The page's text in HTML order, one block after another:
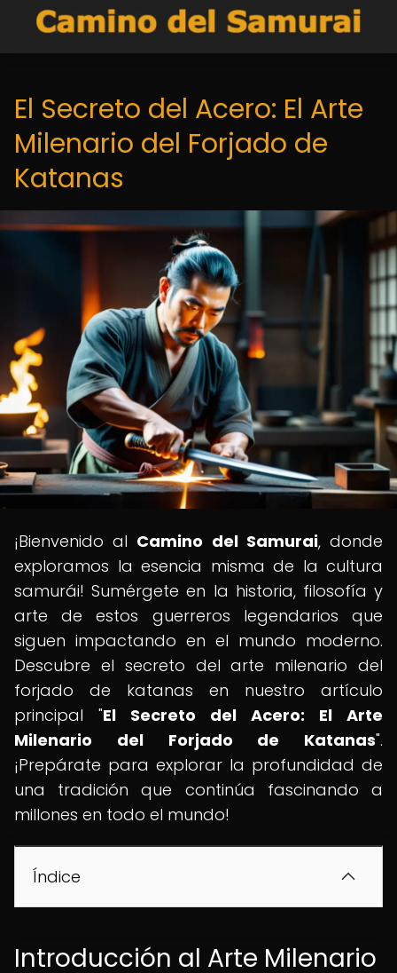
El Secreto del Acero: El Arte
Milenario del Forjado de
Katanas
¡Bienvenido al Camino del Samurai, donde
exploramos la esencia misma de la cultura
samurái! Sumérgete en la historia, filosofía y
arte de estos guerreros legendarios que
siguen impactando en el mundo moderno.
Descubre el secreto del arte milenario del
forjado de katanas en nuestro artículo
principal "El Secreto del Acero: El Arte
Milenario del Forjado de Katanas".
¡Prepárate para explorar la profundidad de
una tradición que continúa fascinando a
millones en todo el mundo!
Índice
Introducción al Arte Milenario